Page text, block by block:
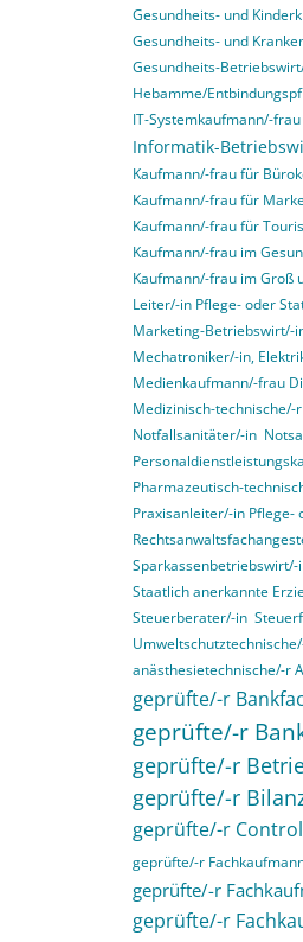
Gesundheits- und
Gesundheits- und
Gesundheits-
Hebamme/
IT-Systemkaufmann/-frau
Informatik-
Kaufmann/-frau für
Kaufmann/-frau für
Kaufmann/-frau für
Kaufmann/-frau im
Kaufmann/-frau im Groß
Leiter/-in Pflege- oder
Marketing-Betriebswirt/-
Mechatroniker/-in,
Medienkaufmann/-frau
Medizinisch-
Notfallsanitäter/-in
Pharmazeutisch-
Praxisanleiter/-in Pflege-
Sparkassenbetriebswirt/-
Staatlich anerkannte
Steuerberater/-in
anästhesietechnische/-r
geprüfte/-r
geprüfte/-r
geprüfte/-r
geprüfte/-r
geprüfte/-r
geprüfte/-r
geprüfte/-r
geprüfte/-r